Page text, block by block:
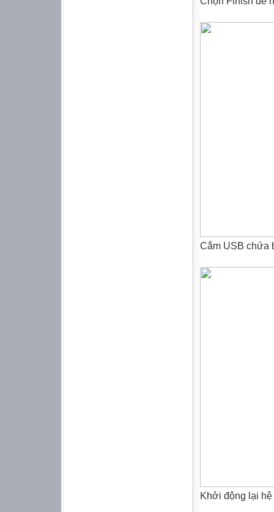
Cắm USB chứa
Khởi động lại